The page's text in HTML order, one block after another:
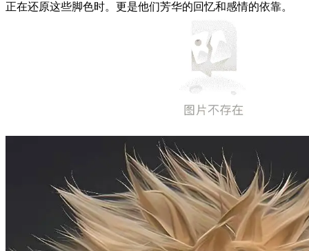
正在还原这些脚色时。更是他们芳华的回忆和感情的依靠。